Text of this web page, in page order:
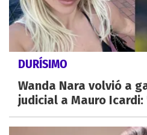
DURÍSIMO
Wanda Nara volvió a
judicial a Mauro